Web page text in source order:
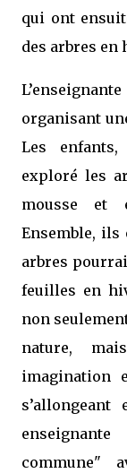
qui ont
des arbres en
organisant
Les
exploré les
mousse et
Ensemble, ils
arbres
feuilles en
non
nature,
imagination
commune"